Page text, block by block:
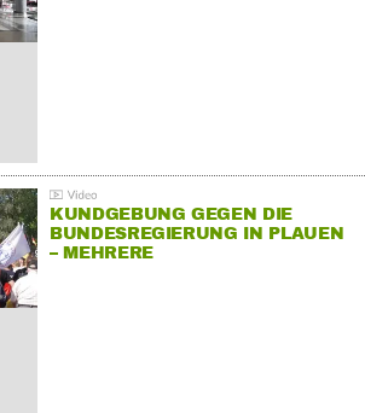
KUNDGEBUNG GEGEN DIE
BUNDESREGIERUNG IN PLAUEN
– MEHRERE